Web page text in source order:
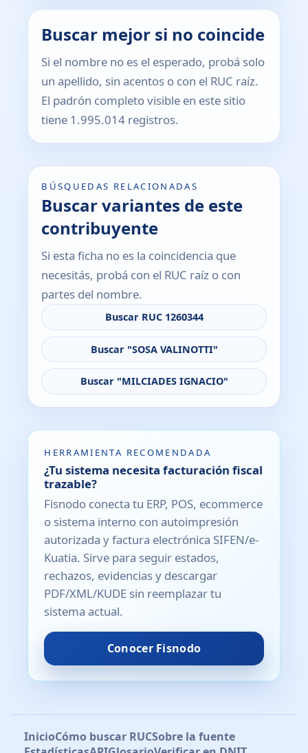
Buscar mejor si no coincide
Si el nombre no es el esperado, probá solo
un apellido, sin acentos o con el RUC raíz.
El padrón completo visible en este sitio
tiene 1.995.014 registros.
BÚSQUEDAS RELACIONADAS
Buscar variantes de este
contribuyente
Si esta ficha no es la coincidencia que
necesitás, probá con el RUC raíz o con
partes del nombre.
Buscar RUC 1260344
Buscar "SOSA VALINOTTI"
Buscar "MILCIADES IGNACIO"
HERRAMIENTA RECOMENDADA
¿Tu sistema necesita facturación fiscal
trazable?
Fisnodo conecta tu ERP, POS, ecommerce
o sistema interno con autoimpresión
autorizada y factura electrónica SIFEN/e-
Kuatia. Sirve para seguir estados,
rechazos, evidencias y descargar
PDF/XML/KUDE sin reemplazar tu
sistema actual.
Conocer Fisnodo
InicioCómo buscar RUCSobre la fuente